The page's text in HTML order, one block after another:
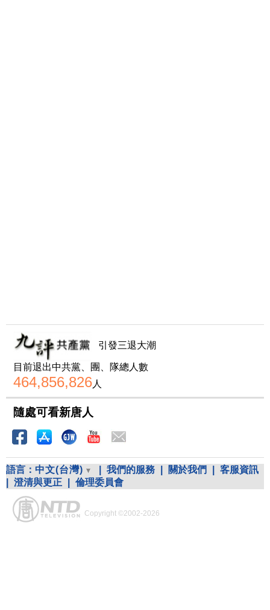
引發三退大潮
目前退出中共黨、團、隊總人數
464,856,826人
隨處可看新唐人
語言： 中文(台灣) 我們的服務 關於我們
客服資訊
澄清與更正 倫理委員會
Copyright ©2002-2026